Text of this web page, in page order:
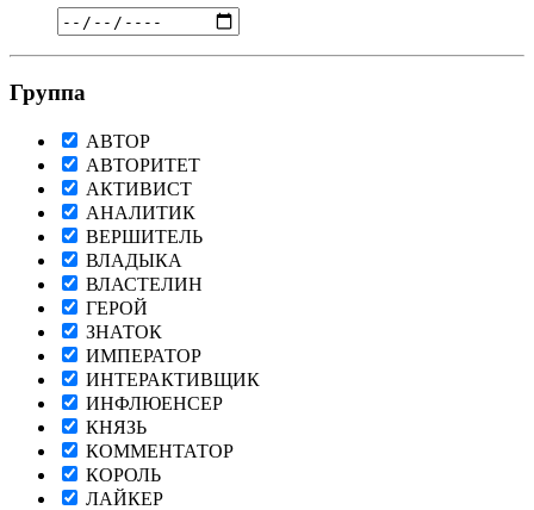
Группа
АВТОР
АВТОРИТЕТ
АКТИВИСТ
АНАЛИТИК
ВЕРШИТЕЛЬ
ВЛАДЫКА
ВЛАСТЕЛИН
ГЕРОЙ
ЗНАТОК
ИМПЕРАТОР
ИНТЕРАКТИВЩИК
ИНФЛЮЕНСЕР
КНЯЗЬ
КОММЕНТАТОР
КОРОЛЬ
ЛАЙКЕР